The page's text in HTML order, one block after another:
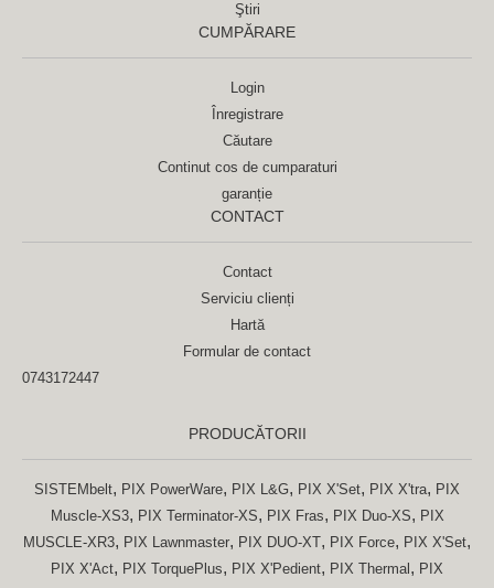
Ştiri
CUMPĂRARE
Login
Înregistrare
Căutare
Continut cos de cumparaturi
garanție
CONTACT
Contact
Serviciu clienți
Hartă
Formular de contact
0743172447
PRODUCĂTORII
SISTEMbelt, PIX PowerWare, PIX L&G, PIX X'Set, PIX X'tra, PIX
Muscle-XS3, PIX Terminator-XS, PIX Fras, PIX Duo-XS, PIX
MUSCLE-XR3, PIX Lawnmaster, PIX DUO-XT, PIX Force, PIX X'Set,
PIX X'Act, PIX TorquePlus, PIX X'Pedient, PIX Thermal , PIX